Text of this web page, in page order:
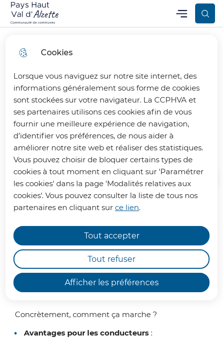
Cookies
Lorsque vous naviguez sur notre site internet, des
informations généralement sous forme de cookies
sont stockées sur votre navigateur. La CCPHVA et
ses partenaires utilisons ces cookies afin de vous
fournir une meilleure expérience de navigation,
d’identifier vos préférences, de nous aider à
améliorer notre site web et réaliser des statistiques.
Vous pouvez choisir de bloquer certains types de
cookies à tout moment en cliquant sur 'Paramétrer
les cookies' dans la page 'Modalités relatives aux
cookies'. Vous pouvez consulter la liste de tous nos
partenaires en cliquant surce lien.
Afficher les préférences
Tout accepter
Tout refuser
Aller
au
menu
principal
Consulter
le plan
du site
Communauté de Communes Pays Haut Val d’Alzette
Menu principal
Menu
Covoiturage avec
BlaBlaCar Daily
Mobilité
Accueil
En 2026, le partenariat avecBlaBlaCar Dailyse
poursuit avec une nouveauté au 1er janvier :
trajets vers et depuis le Luxembourg sont
désormais pris en charge.
Concrètement, comment ça marche ?
Avantages pour les conducteurs :